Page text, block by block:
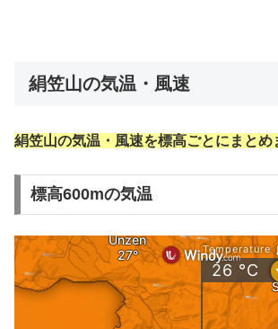
絹笠山の気温・風速
絹笠山の気温・風速を標高ごとにまとめ
標高600mの気温